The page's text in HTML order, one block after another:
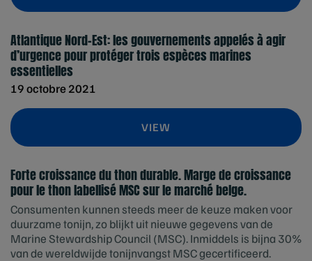
Atlantique Nord-Est: les gouvernements appelés à agir
d’urgence pour protéger trois espèces marines
essentielles
19 octobre 2021
VIEW
Forte croissance du thon durable. Marge de croissance
pour le thon labellisé MSC sur le marché belge.
Consumenten kunnen steeds meer de keuze maken voor
duurzame tonijn, zo blijkt uit nieuwe gegevens van de
Marine Stewardship Council (MSC). Inmiddels is bijna 30%
van de wereldwijde tonijnvangst MSC gecertificeerd.